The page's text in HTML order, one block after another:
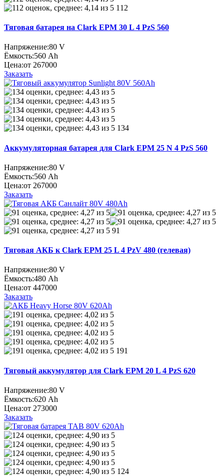
112
Тяговая батарея на Clark EPM 30 L 4 PzS 560
Напряжение:80 V
Ёмкость:560 Ah
Цена:от 267000
Заказать
134
Аккумуляторная батарея для Clark EPM 25 N 4 PzS 560
Напряжение:80 V
Ёмкость:560 Ah
Цена:от 267000
Заказать
91
Тяговая АКБ к Clark EPM 25 L 4 PzV 480 (гелевая)
Напряжение:80 V
Ёмкость:480 Ah
Цена:от 447000
Заказать
191
Тяговый аккумулятор для Clark EPM 20 L 4 PzS 620
Напряжение:80 V
Ёмкость:620 Ah
Цена:от 273000
Заказать
124